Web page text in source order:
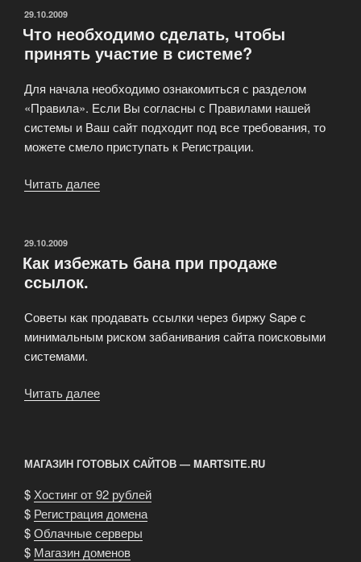
ОПУБЛИКОВАНО
29.10.2009
Что необходимо сделать, чтобы
принять участие в системе?
Для начала необходимо ознакомиться с разделом
«Правила». Если Вы согласны с Правилами нашей
системы и Ваш сайт подходит под все требования, то
можете смело приступать к Регистрации.
Читать далее
принять
системе?»
ОПУБЛИКОВАНО
29.10.2009
Как избежать бана при продаже
ссылок.
Советы как продавать ссылки через биржу Sape с
минимальным риском забанивания сайта поисковыми
системами.
Читать далее
продаже
ссылок.»
МАГАЗИН ГОТОВЫХ САЙТОВ — MARTSITE.RU
$ Хостинг от 92 рублей
$ Регистрация домена
$Облачные серверы
$ Магазин доменов